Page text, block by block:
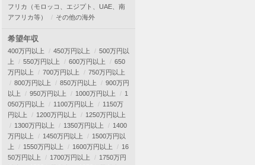
フリカ（モロッコ、エジプト、UAE、南
アフリカ等）
その他の海外
希望年収
400万円以上 450万円以上
500万円以
上
550万円以上 600万円以上
650
万円以上
700万円以上
750万円以上
800万円以上
850万円以上
900万円
以上
950万円以上 1000万円以上
1
050万円以上
1100万円以上
1150万
円以上
1200万円以上
1250万円以上
1300万円以上
1350万円以上
1400
万円以上
1450万円以上
1500万円以
上
1550万円以上 1600万円以上
16
50万円以上
1700万円以上
1750万円